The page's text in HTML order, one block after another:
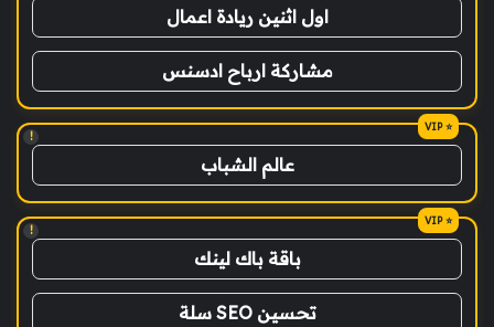
اول اثنين ريادة اعمال
مشاركة ارباح ادسنس
!
عالم الشباب
!
باقة باك لينك
تحسين SEO سلة